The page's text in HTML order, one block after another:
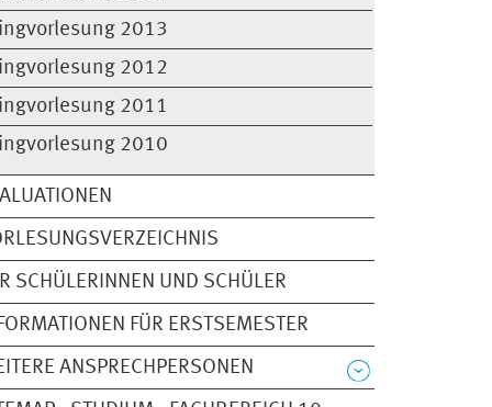
2013
2012
2011
2010
SCHÜLERINNEN UND SCHÜLER
FÜR ERSTSEMESTER
ANSPRECHPERSONEN